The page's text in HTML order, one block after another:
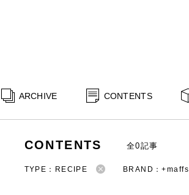
ARCHIVE CONTENTS
CONTENTS 全0記事
TYPE：RECIPE BRAND：+maffs